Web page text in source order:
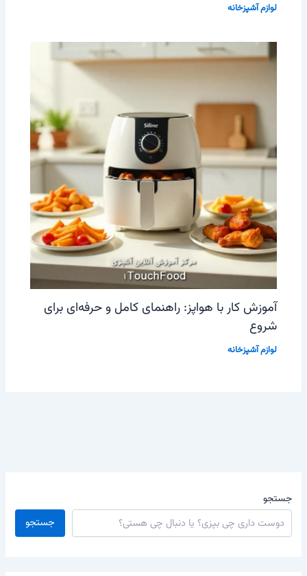
لوازم آشپزخانه
آموزش کار با هواپز: راهنمای کامل و حرفه‌ای برای
شروع
لوازم آشپزخانه
جستجو
جستجو